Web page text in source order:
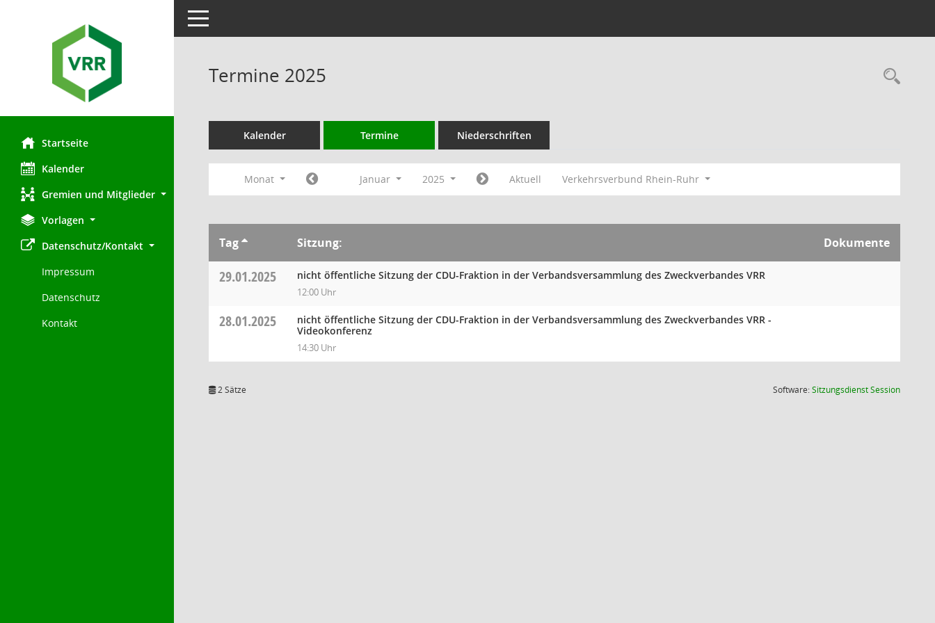
Startseite
Kalender
Gremien und Mitglieder
Vorlagen
Datenschutz/Kontakt
Impressum
Datenschutz
Kontakt
Toggle navigation
Termine 2025
Kalender Termine Niederschriften
Monat Januar 2025 Aktuell Verkehrsverbund Rhein-Ruhr
Tag Sitzung: Dokumente
29.01.2025 nicht öffentliche Sitzung der CDU-Fraktion in der Verbandsversammlung des Zweckverbandes VRR
12:00 Uhr
28.01.2025
nicht öffentliche Sitzung der CDU-Fraktion in der Verbandsversammlung des Zweckverbandes VRR -
Videokonferenz
14:30 Uhr
2 Sätze Software:SitzungsdienstSession(Wird in